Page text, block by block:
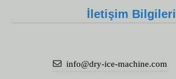
İletişim Bilgileri
info@dry-ice-machine.com